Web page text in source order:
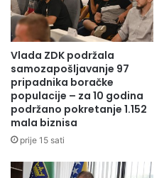
Vlada ZDK podržala
samozapošljavanje 97
pripadnika boračke
populacije – za 10 godina
podržano pokretanje 1.152
mala biznisa
prije 15 sati